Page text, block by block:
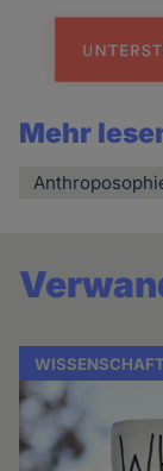
Mehr